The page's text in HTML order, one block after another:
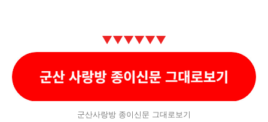
▼▼▼▼▼▼
군산사랑방 종이신문 그대로보기